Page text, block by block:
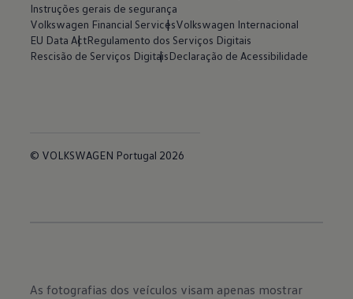
Instruções gerais de segurança
Volkswagen Financial ServicesVolkswagen Internacional
EU Data ActRegulamento dos Serviços Digitais
Rescisão de Serviços DigitaisDeclaração de Acessibilidade
© VOLKSWAGEN Portugal 2026
As fotografias dos veículos visam apenas mostrar